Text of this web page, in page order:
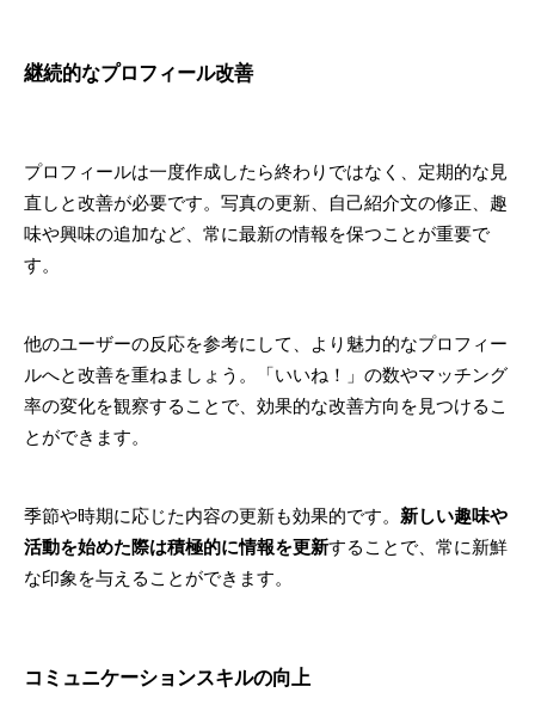
継続的なプロフィール改善
プロフィールは一度作成したら終わりではなく、定期的な見
直しと改善が必要です。写真の更新、自己紹介文の修正、趣
味や興味の追加など、常に最新の情報を保つことが重要で
す。
他のユーザーの反応を参考にして、より魅力的なプロフィー
ルへと改善を重ねましょう。「いいね！」の数やマッチング
率の変化を観察することで、効果的な改善方向を見つけるこ
とができます。
季節や時期に応じた内容の更新も効果的です。 新しい趣味や
活動を始めた際は積極的に情報を更新することで、常に新鮮
な印象を与えることができます。
コミュニケーションスキルの向上